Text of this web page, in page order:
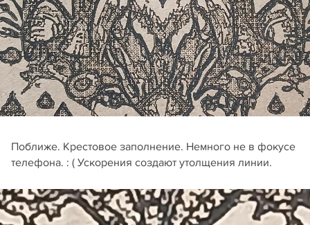
Поближе. Крестовое заполнение. Немного не в фокусе
телефона. : ( Ускорения создают утолщения линии.